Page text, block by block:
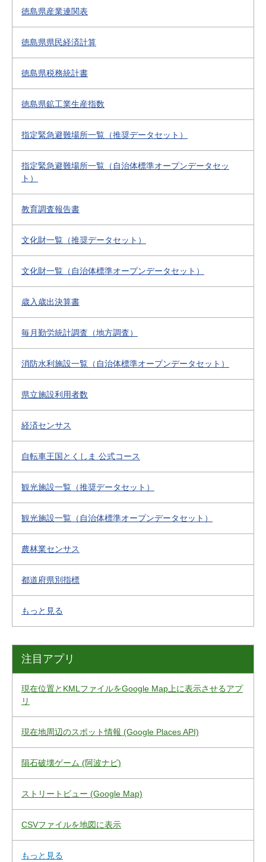
徳島県産業連関表
徳島県県民経済計算
徳島県税務統計書
徳島県鉱工業生産指数
指定緊急避難場所一覧（推奨データセット）
指定緊急避難場所一覧（自治体標準オープンデータセッ
ト）
教育調査報告書
文化財一覧（推奨データセット）
文化財一覧（自治体標準オープンデータセット）
歳入歳出決算書
毎月勤労統計調査（地方調査）
消防水利施設一覧（自治体標準オープンデータセット）
県立施設利用者数
経済センサス
自転車王国とくしま 公式コース
観光施設一覧（推奨データセット）
観光施設一覧（自治体標準オープンデータセット）
農林業センサス
都道府県別指標
もっと見る
注目アプリ
現在位置とKMLファイルをGoogle Map上に表示させるアプ
リ
現在地周辺のスポット情報 (Google Places API)
隕石破壊ゲーム (阿波ナビ)
ストリートビュー (Google Map)
CSVファイルを地図に表示
もっと見る